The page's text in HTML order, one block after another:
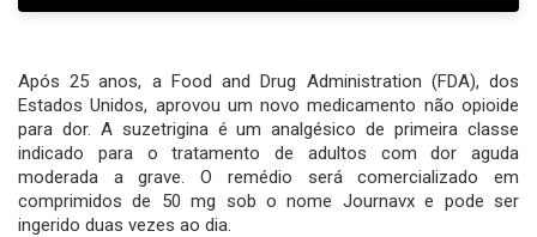
Após 25 anos, a Food and Drug Administration (FDA), dos
Estados Unidos, aprovou um novo medicamento não opioide
para dor. A suzetrigina é um analgésico de primeira classe
indicado para o tratamento de adultos com dor aguda
moderada a grave. O remédio será comercializado em
comprimidos de 50 mg sob o nome Journavx e pode ser
ingerido duas vezes ao dia.